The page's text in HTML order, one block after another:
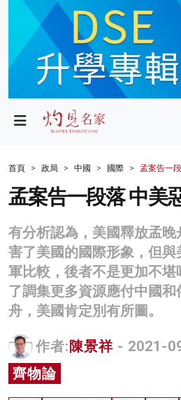
政局
財經
生活
商業
科技
影片
名家榜
灼見活動
首頁 政局 中國 國際 孟案告一
孟案告一段落 中美
有分析認為，美國釋放孟
害了美國的國際形象，但
軍比較，後者不是更加不
了調集更多資源應付中國
舟，美國肯定別有所圖。
作者: 陳景祥 - 2021-
齊物論